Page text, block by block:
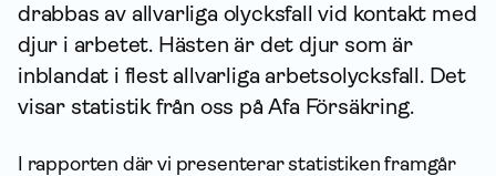
drabbas av allvarliga olycksfall vid kontakt med
djur i arbetet. Hästen är det djur som är
inblandat i flest allvarliga arbetsolycksfall. Det
visar statistik från oss på Afa För­säkring.
I rapporten där vi presenterar statistiken framgår